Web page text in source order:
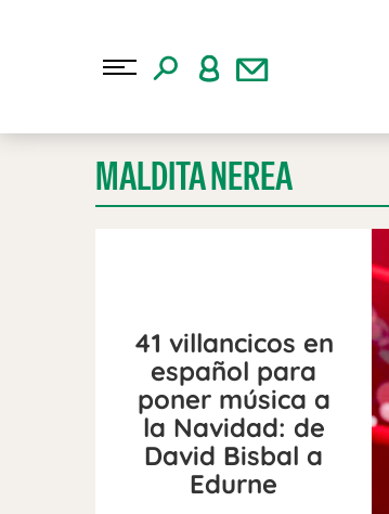
MALDITA NEREA
41 villancicos en
español para
poner música a
la Navidad: de
David Bisbal a
Edurne